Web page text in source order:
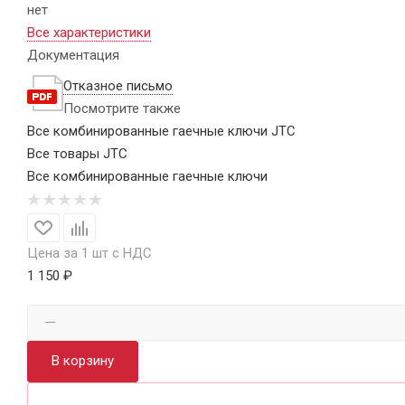
нет
Все характеристики
Документация
Отказное письмо
Посмотрите также
Все комбинированные гаечные ключи JTC
Все товары JTC
Все комбинированные гаечные ключи
Цена за 1 шт с НДС
1 150 ₽
В корзину